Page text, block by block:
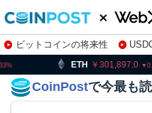
ビットコインの将来性
株特集・関連銘柄
301,897.0 0.05
CoinPostで今最も